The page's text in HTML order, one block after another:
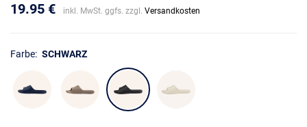
19.95 € inkl. MwSt. ggfs. zzgl. Versandkosten
Farbe: SCHWARZ